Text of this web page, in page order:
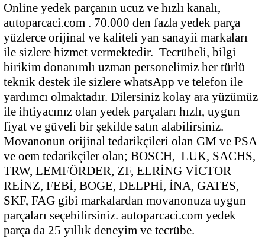
Online yedek parçanın ucuz ve hızlı kanalı,
autoparcaci.com . 70.000 den fazla yedek parça
yüzlerce orijinal ve kaliteli yan sanayii markaları
ile sizlere hizmet vermektedir. Tecrübeli, bilgi
birikim donanımlı uzman personelimiz her türlü
teknik destek ile sizlere whatsApp ve telefon ile
yardımcı olmaktadır. Dilersiniz kolay ara yüzümüz
ile ihtiyacınız olan yedek parçaları hızlı, uygun
fiyat ve güveli bir şekilde satın alabilirsiniz.
Movanonun orijinal tedarikçileri olan GM ve PSA
ve oem tedarikçiler olan; BOSCH, LUK, SACHS,
TRW, LEMFÖRDER, ZF, ELRİNG VİCTOR
REİNZ, FEBİ, BOGE, DELPHİ, İNA, GATES,
SKF, FAG gibi markalardan movanonuza uygun
parçaları seçebilirsiniz. autoparcaci.com yedek
parça da 25 yıllık deneyim ve tecrübe.